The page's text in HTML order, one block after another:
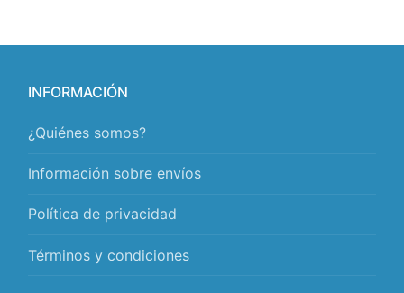
INFORMACIÓN
¿Quiénes somos?
Información sobre envíos
Política de privacidad
Términos y condiciones